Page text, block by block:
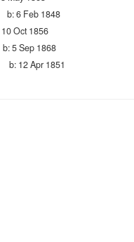
b:6 Feb 1848
10 Oct 1856
b:5 Sep 1868
b: 12 Apr 1851